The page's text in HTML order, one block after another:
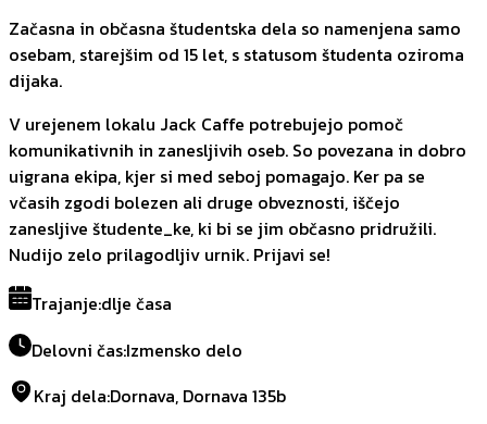
Začasna in občasna študentska dela so namenjena samo
osebam, starejšim od 15 let, s statusom študenta oziroma
dijaka.
V urejenem lokalu Jack Caffe potrebujejo pomoč
komunikativnih in zanesljivih oseb. So povezana in dobro
uigrana ekipa, kjer si med seboj pomagajo. Ker pa se
včasih zgodi bolezen ali druge obveznosti, iščejo
zanesljive študente_ke, ki bi se jim občasno pridružili.
Nudijo zelo prilagodljiv urnik. Prijavi se!
Trajanje:dlje časa
Delovni čas:Izmensko delo
Kraj dela:Dornava, Dornava 135b